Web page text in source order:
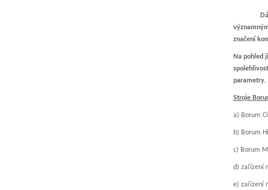
Dánská
značení
Na pohled
parametry.
Stroje
a) Borum
b) Borum
c) Borum
d) zařízení
e) zařízení